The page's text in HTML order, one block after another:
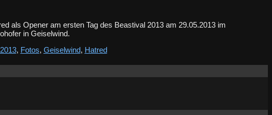
als Opener am ersten Tag des Beastival 2013 am 29.05.2013 im
in Geiselwind.
, Fotos, Geiselwind, Hatred